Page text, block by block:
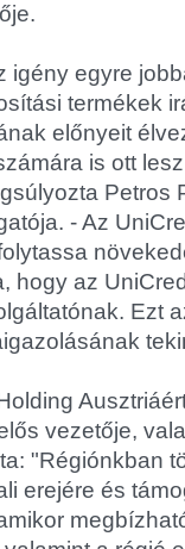
igény egyre
termékek
előnyeit
is ott
Petros
- Az
hogy az
Ezt
vezetője,
"Régiónkban
erejére és